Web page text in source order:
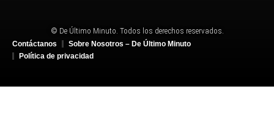
© De Último Minuto. Todos los derechos reservados.
Contáctanos
Sobre Nosotros – De Último Minuto
Política de privacidad